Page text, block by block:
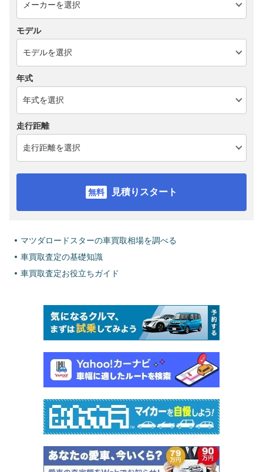
モデル
年式
走行距離
見積りスタート
マツダロードスターの車買取相場を調べる
車買取査定の基礎知識
車買取査定お役立ちガイド